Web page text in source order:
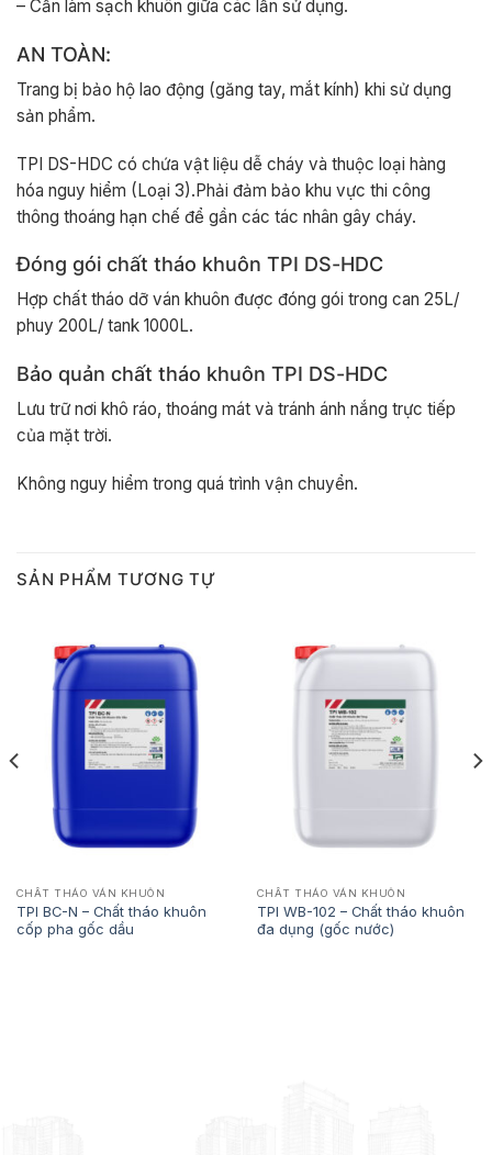
– Cần làm sạch khuôn giữa các lần sử dụng.
AN TOÀN:
Trang bị bảo hộ lao động (găng tay, mắt kính) khi sử dụng
sản phẩm.
TPI DS-HDC có chứa vật liệu dễ cháy và thuộc loại hàng
hóa nguy hiểm (Loại 3).Phải đảm bảo khu vực thi công
thông thoáng hạn chế để gần các tác nhân gây cháy.
Đóng gói chất tháo khuôn TPI DS-HDC
Hợp chất tháo dỡ ván khuôn được đóng gói trong can 25L/
phuy 200L/ tank 1000L.
Bảo quản chất tháo khuôn TPI DS-HDC
Lưu trữ nơi khô ráo, thoáng mát và tránh ánh nắng trực tiếp
của mặt trời.
Không nguy hiểm trong quá trình vận chuyển.
SẢN PHẨM TƯƠNG TỰ
CHẤT THÁO VÁN KHUÔN
TPI BC-N – Chất tháo khuôn
cốp pha gốc dầu
CHẤT THÁO VÁN KHUÔN
TPI WB-102 – Chất tháo khuôn
đa dụng (gốc nước)